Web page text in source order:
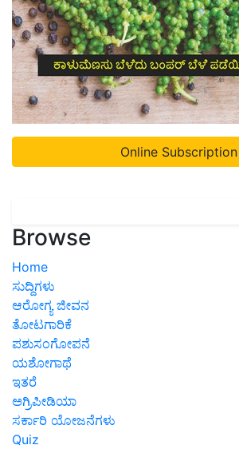
Online Subscription
Browse
Home
ಸುದ್ದಿಗಳು
ಆರೋಗ್ಯ ಜೀವನ
ತೋಟಗಾರಿಕೆ
ಪಶುಸಂಗೋಪನೆ
ಯಶೋಗಾಥೆ
ಇತರೆ
ಅಗ್ರಿಪೀಡಿಯಾ
ಸರ್ಕಾರಿ ಯೋಜನೆಗಳು
Quiz